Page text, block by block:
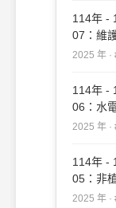
114年 -
07：維
#135394
2025 年
114年 -
06：水
新）
2025 年 ·
114年 -
05：非
新）
2025 年 ·